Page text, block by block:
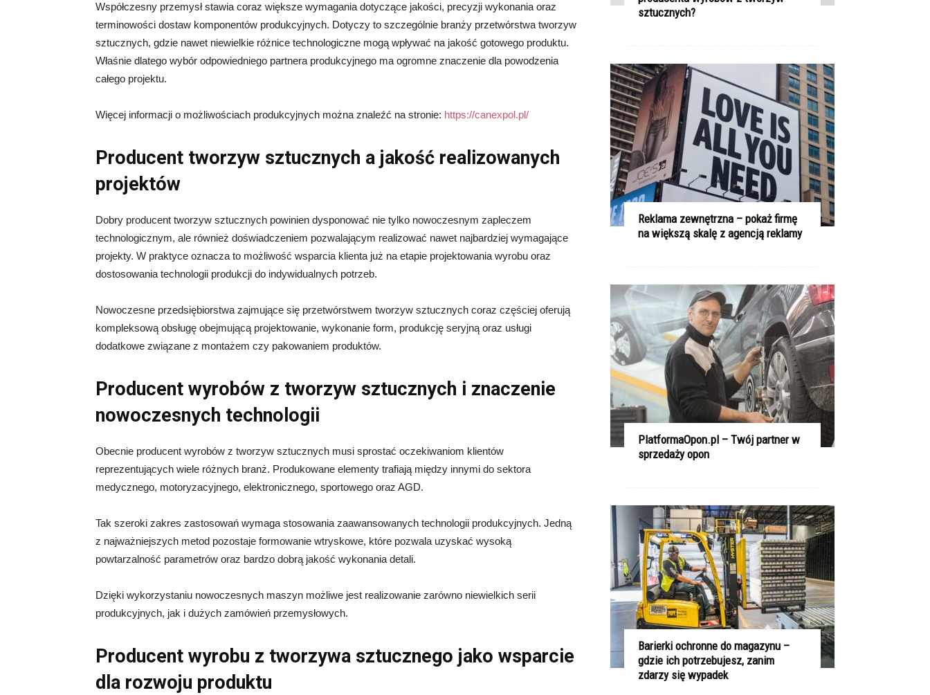
Współczesny przemysł stawia coraz większe wymagania dotyczące jakości, precyzji wykonania oraz
terminowości dostaw komponentów produkcyjnych. Dotyczy to szczególnie branży przetwórstwa tworzyw
sztucznych, gdzie nawet niewielkie różnice technologiczne mogą wpływać na jakość gotowego produktu.
Właśnie dlatego wybór odpowiedniego partnera produkcyjnego ma ogromne znaczenie dla powodzenia
całego projektu.
Więcej informacji o możliwościach produkcyjnych można znaleźć na stronie: https://canexpol.pl/
Producent tworzyw sztucznych a jakość realizowanych
projektów
Dobry producent tworzyw sztucznych powinien dysponować nie tylko nowoczesnym zapleczem
technologicznym, ale również doświadczeniem pozwalającym realizować nawet najbardziej wymagające
projekty. W praktyce oznacza to możliwość wsparcia klienta już na etapie projektowania wyrobu oraz
dostosowania technologii produkcji do indywidualnych potrzeb.
Nowoczesne przedsiębiorstwa zajmujące się przetwórstwem tworzyw sztucznych coraz częściej oferują
kompleksową obsługę obejmującą projektowanie, wykonanie form, produkcję seryjną oraz usługi
dodatkowe związane z montażem czy pakowaniem produktów.
Producent wyrobów z tworzyw sztucznych i znaczenie
nowoczesnych technologii
Obecnie producent wyrobów z tworzyw sztucznych musi sprostać oczekiwaniom klientów
reprezentujących wiele różnych branż. Produkowane elementy trafiają między innymi do sektora
medycznego, motoryzacyjnego, elektronicznego, sportowego oraz AGD.
Tak szeroki zakres zastosowań wymaga stosowania zaawansowanych technologii produkcyjnych. Jedną
z najważniejszych metod pozostaje formowanie wtryskowe, które pozwala uzyskać wysoką
powtarzalność parametrów oraz bardzo dobrą jakość wykonania detali.
Dzięki wykorzystaniu nowoczesnych maszyn możliwe jest realizowanie zarówno niewielkich serii
produkcyjnych, jak i dużych zamówień przemysłowych.
Producent wyrobu z tworzywa sztucznego jako wsparcie
dla rozwoju produktu
sztucznych?
Reklama zewnętrzna – pokaż firmę
na większą skalę z agencją reklamy
PlatformaOpon.pl – Twój partner w
sprzedaży opon
Barierki ochronne do magazynu –
gdzie ich potrzebujesz, zanim
zdarzy się wypadek